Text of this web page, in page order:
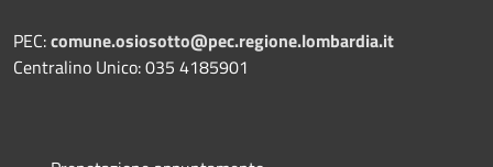
PEC:comune.osiosotto@pec.regione.lombardia.it
Centralino Unico: 035 4185901